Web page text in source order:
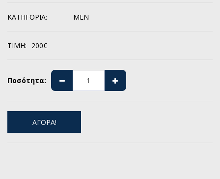
ΚΑΤΗΓΟΡΊΑ: MEN
ΤΙΜΉ: 200€
Ποσότητα:
ΑΓΟΡΑ!